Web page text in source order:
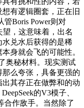
有逻辑圈套，正在旧
Boris Power则对
，这意味着，出名
兑水后获得的是稀
身就会飞的可能性。
奥秘材料。现实测试
么夸张，具备更强的
其存正在做弊和的动
的V3模子、
合作敌手。当然除了